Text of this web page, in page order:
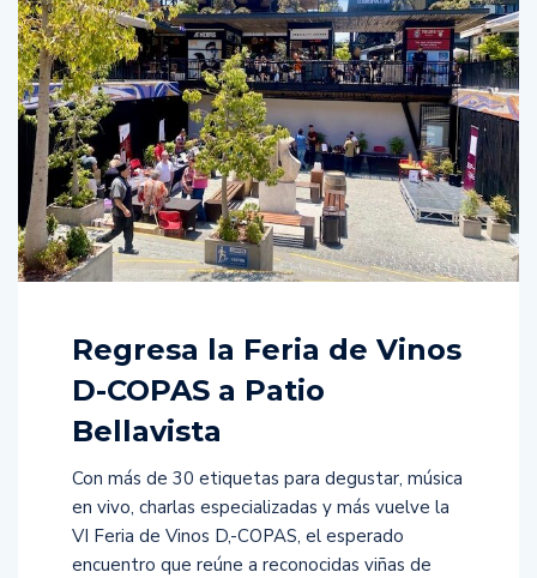
Regresa la Feria de Vinos
D-COPAS a Patio
Bellavista
Con más de 30 etiquetas para degustar, música
en vivo, charlas especializadas y más vuelve la
VI Feria de Vinos D,-COPAS, el esperado
encuentro que reúne a reconocidas viñas de